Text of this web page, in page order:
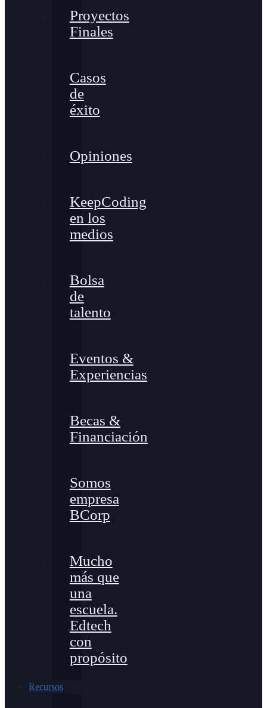
Proyectos
Finales
Casos
de
éxito
Opiniones
KeepCoding
en los
medios
Bolsa
de
talento
Eventos &
Experiencias
Becas &
Financiación
Somos
empresa
BCorp
Mucho
más que
una
escuela.
Edtech
con
propósito
Recursos